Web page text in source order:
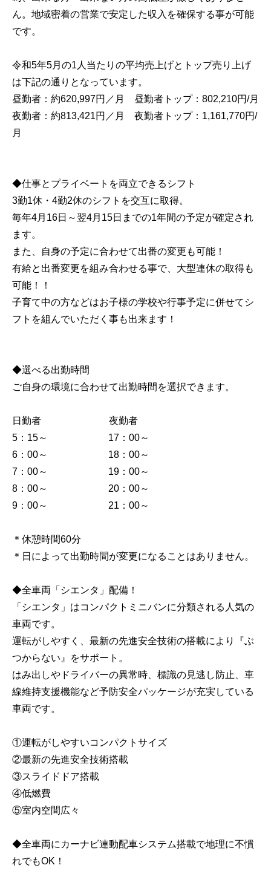
ん。地域密着の営業で安定した収入を確保する事が可能
です。
令和5年5月の1人当たりの平均売上げとトップ売り上げ
は下記の通りとなっています。
昼勤者：約620,997円／月 昼勤者トップ：802,210円/月
夜勤者：約813,421円／月 夜勤者トップ：1,161,770円/
月
◆仕事とプライベートを両立できるシフト
3勤1休・4勤2休のシフトを交互に取得。
毎年4月16日～翌4月15日までの1年間の予定が確定され
ます。
また、自身の予定に合わせて出番の変更も可能！
有給と出番変更を組み合わせる事で、大型連休の取得も
可能！！
子育て中の方などはお子様の学校や行事予定に併せてシ
フトを組んでいただく事も出来ます！
◆選べる出勤時間
ご自身の環境に合わせて出勤時間を選択できます。
日勤者 夜勤者
5：15～ 17：00～
6：00～ 18：00～
7：00～ 19：00～
8：00～ 20：00～
9：00～ 21：00～
＊休憩時間60分
＊日によって出勤時間が変更になることはありません。
◆全車両「シエンタ」配備！
「シエンタ」はコンパクトミニバンに分類される人気の
車両です。
運転がしやすく、最新の先進安全技術の搭載により『ぶ
つからない』をサポート。
はみ出しやドライバーの異常時、標識の見逃し防止、車
線維持支援機能など予防安全パッケージが充実している
車両です。
①運転がしやすいコンパクトサイズ
②最新の先進安全技術搭載
③スライドドア搭載
④低燃費
⑤室内空間広々
◆全車両にカーナビ連動配車システム搭載で地理に不慣
れでもOK！